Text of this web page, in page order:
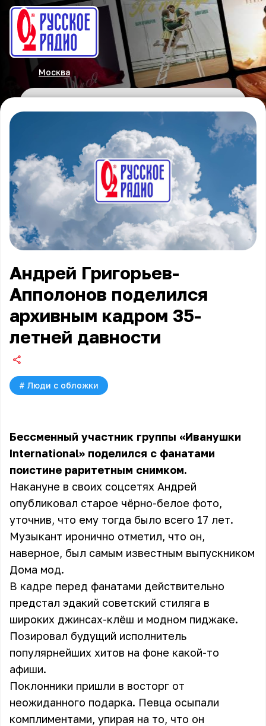
Москва
Андрей Григорьев-
Апполонов поделился
архивным кадром 35-
летней давности
# Люди с обложки
Бессменный участник группы «Иванушки
International» поделился с фанатами
поистине раритетным снимком.
Накануне в своих соцсетях Андрей
опубликовал старое чёрно-белое фото,
уточнив, что ему тогда было всего 17 лет.
Музыкант иронично отметил, что он,
наверное, был самым известным выпускником
Дома мод.
В кадре перед фанатами действительно
предстал эдакий советский стиляга в
широких джинсах-клёш и модном пиджаке.
Позировал будущий исполнитель
популярнейших хитов на фоне какой-то
афиши.
Поклонники пришли в восторг от
неожиданного подарка. Певца осыпали
комплиментами, упирая на то, что он